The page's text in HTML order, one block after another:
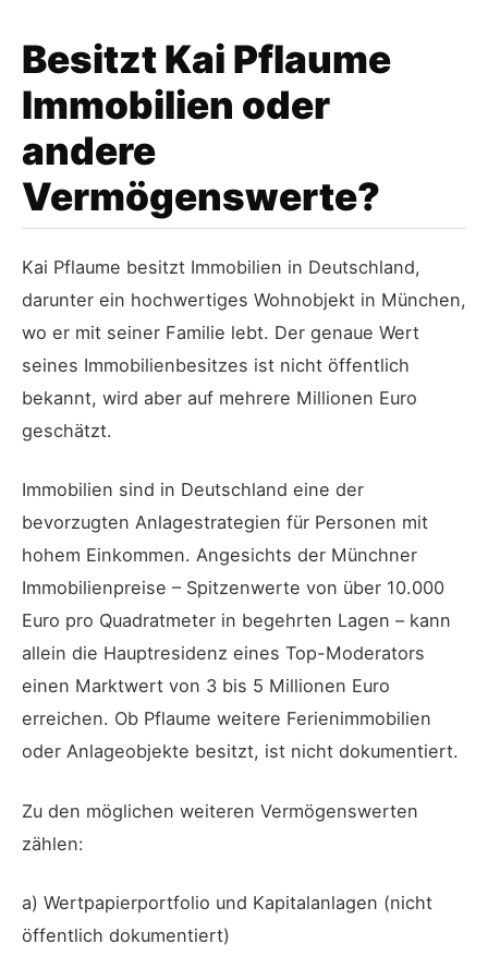
Besitzt Kai Pflaume
Immobilien oder
andere
Vermögenswerte?
Kai Pflaume besitzt Immobilien in Deutschland,
darunter ein hochwertiges Wohnobjekt in München,
wo er mit seiner Familie lebt. Der genaue Wert
seines Immobilienbesitzes ist nicht öffentlich
bekannt, wird aber auf mehrere Millionen Euro
geschätzt.
Immobilien sind in Deutschland eine der
bevorzugten Anlagestrategien für Personen mit
hohem Einkommen. Angesichts der Münchner
Immobilienpreise – Spitzenwerte von über 10.000
Euro pro Quadratmeter in begehrten Lagen – kann
allein die Hauptresidenz eines Top-Moderators
einen Marktwert von 3 bis 5 Millionen Euro
erreichen. Ob Pflaume weitere Ferienimmobilien
oder Anlageobjekte besitzt, ist nicht dokumentiert.
Zu den möglichen weiteren Vermögenswerten
zählen:
a) Wertpapierportfolio und Kapitalanlagen (nicht
öffentlich dokumentiert)